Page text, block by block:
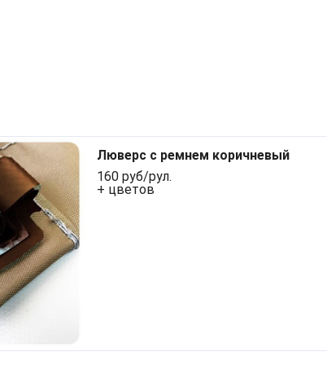
Люверс с ремнем коричневый
160 руб/рул.
+ цветов